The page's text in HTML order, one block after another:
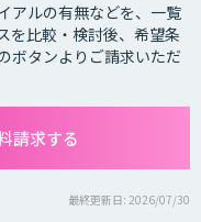
アルの有無などを、一覧
を比較・検討後、希望条
ボタンよりご請求いただ
請求する
最終更新日: 2026/07/30